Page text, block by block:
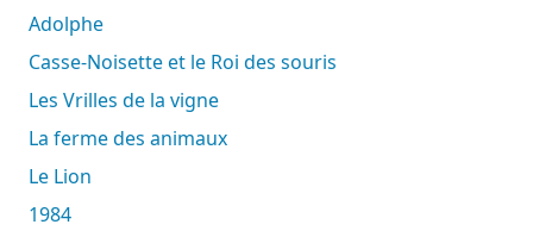
Adolphe
Casse-Noisette et le Roi des souris
Les Vrilles de la vigne
La ferme des animaux
Le Lion
1984